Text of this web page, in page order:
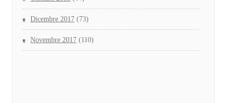
Dicembre 2017 (73)
Novembre 2017 (110)